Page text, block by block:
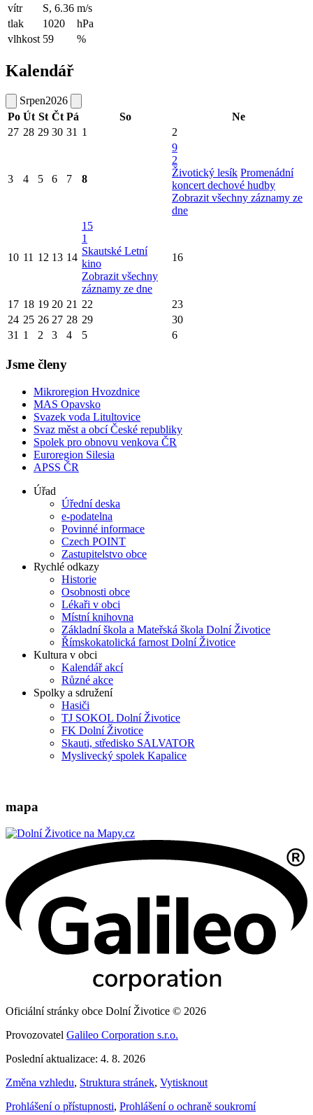
vítr
S, 6.36 m/s
tlak
1020
hPa
vlhkost 59 %
Kalendář
Srpen2026
Po Út St Čt Pá So
Ne
27 28 29 30 31 1 2
3 4 5 6 7 8
9
2
Životický lesík Promenádní
koncert dechové hudby
Zobrazit všechny záznamy ze
dne
10 11 12 13 14
15
1
Skautské Letní
kino
Zobrazit všechny
záznamy ze dne
16
17 18 19 20 21 22
23
24 25 26 27 28 29
30
31 1 2 3 4 5 6
Jsme členy
Mikroregion Hvozdnice
MAS Opavsko
Svazek voda Litultovice
Svaz měst a obcí České republiky
Spolek pro obnovu venkova ČR
Euroregion Silesia
APSS ČR
Úřad
Úřední deska
e-podatelna
Povinné informace
Czech POINT
Zastupitelstvo obce
Rychlé odkazy
Historie
Osobnosti obce
Lékaři v obci
Místní knihovna
Základní škola a Mateřská škola Dolní Životice
Římskokatolická farnost Dolní Životice
Kultura v obci
Kalendář akcí
Různé akce
Spolky a sdružení
Hasiči
TJ SOKOL Dolní Životice
FK Dolní Životice
Skauti, středisko SALVATOR
Myslivecký spolek Kapalice
mapa
Oficiální stránky obce Dolní Životice © 2026
Provozovatel Galileo Corporation s.r.o.
Poslední aktualizace: 4. 8. 2026
Změna vzhledu, Struktura stránek, Vytisknout
Prohlášení o přístupnosti, Prohlášení o ochraně soukromí